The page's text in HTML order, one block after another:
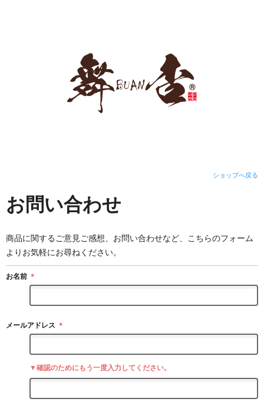
ショップへ戻る
お問い合わせ
商品に関するご意見ご感想、お問い合わせなど、こちらのフォーム
よりお気軽にお尋ねください。
お名前 ＊
メールアドレス ＊
▼確認のためにもう一度入力してください。